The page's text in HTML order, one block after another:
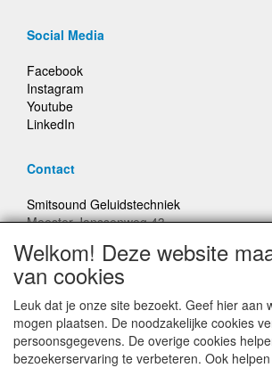
Social Media
Facebook
Instagram
Youtube
LinkedIn
Contact
Smitsound Geluidstechniek
Meester Janssenweg 43
E-mail: info@smitsound.nl
Telefoon: +31-(0)6-22256322
Bestellingen binnen Nederland, ongeacht
voor € 6,95
Welkom! Deze website
van cookies
Leuk dat je onze site bezoekt. Geef hier aan
mogen plaatsen. De noodzakelijke cookies
persoonsgegevens. De overige cookies
bezoekerservaring te verbeteren. Ook